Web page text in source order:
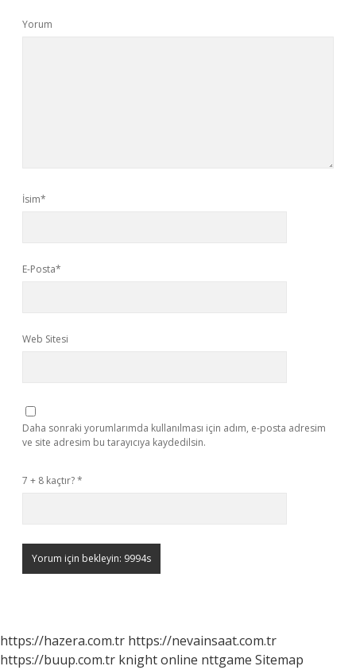
Yorum
İsim*
E-Posta*
Web Sitesi
Daha sonraki yorumlarımda kullanılması için adım, e-posta adresim
ve site adresim bu tarayıcıya kaydedilsin.
7 + 8 kaçtır?*
https://hazera.com.tr https://nevainsaat.com.tr
https://buup.com.tr knight online nttgame Sitemap